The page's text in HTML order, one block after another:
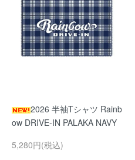
2026 半袖Tシャツ Rainb
ow DRIVE-IN PALAKA NAVY
5,280円(税込)